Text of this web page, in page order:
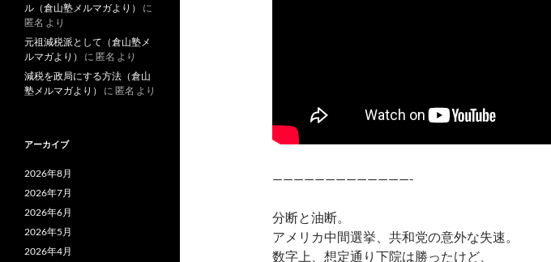
—————————————-
分断と油断。
アメリカ中間選挙、共和党の意外な失速。
数字上、想定通り下院は勝ったけど、
ル（倉山塾メルマガより）
に
匿名 より
元祖減税派として（倉山塾メ
ルマガより）
に 匿名 より
減税を政局にする方法（倉山
塾メルマガより）
に 匿名 より
アーカイブ
2026年8月
2026年7月
2026年6月
2026年5月
2026年4月